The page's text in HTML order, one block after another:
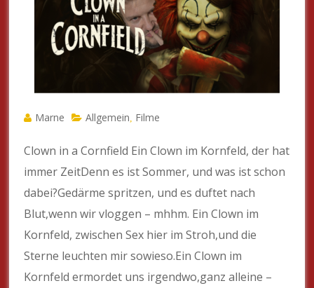
Marne Allgemein Filme
Clown in a Cornfield Ein Clown im Kornfeld, der hat
immer ZeitDenn es ist Sommer, und was ist schon
dabei?Gedärme spritzen, und es duftet nach
Blut,wenn wir vloggen – mhhm. Ein Clown im
Kornfeld, zwischen Sex hier im Stroh,und die
Sterne leuchten mir sowieso.Ein Clown im
Kornfeld ermordet uns irgendwo,ganz alleine –